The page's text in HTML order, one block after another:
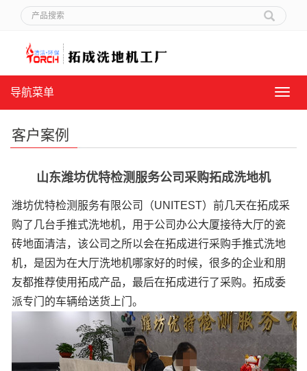
导
导航菜单
客户案例
山东潍坊优特检测服务公司采购拓成洗地机
潍坊优特检测服务有限公司（UNITEST）前几天在拓成采
购了几台手推式洗地机，用于公司办公大厦接待大厅的瓷
砖地面清洁，该公司之所以会在拓成进行采购手推式洗地
机，是因为在大厅洗地机哪家好的时候，很多的企业和朋
友都推荐使用拓成产品，最后在拓成进行了采购。拓成委
派专门的车辆给送货上门。